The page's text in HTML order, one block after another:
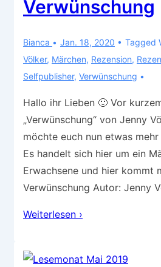
Verwünschung
Bianca Jan. 18, 2020 Tagged
Völker, Märchen, Rezension,
Selfpublisher, Verwünschung
Hallo ihr Lieben 🙂 Vor
„Verwünschung“ von Jenny
möchte euch nun etwas
Es handelt sich hier um ein
Erwachsene und hier kommt
Verwünschung Autor: Jenny
Rezension
Verwünschung
Weiterlesen ›